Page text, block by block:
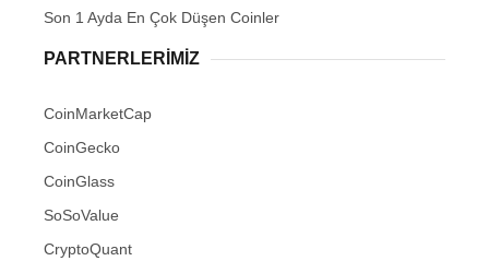
Son 1 Ayda En Çok Düşen Coinler
PARTNERLERIMIZ
CoinMarketCap
CoinGecko
CoinGlass
SoSoValue
CryptoQuant